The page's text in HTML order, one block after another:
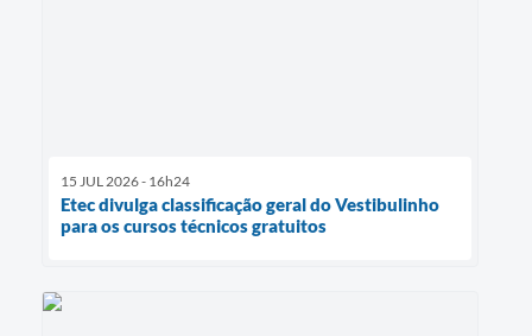
15 JUL 2026 - 16h24
Etec divulga classificação geral do Vestibulinho
para os cursos técnicos gratuitos